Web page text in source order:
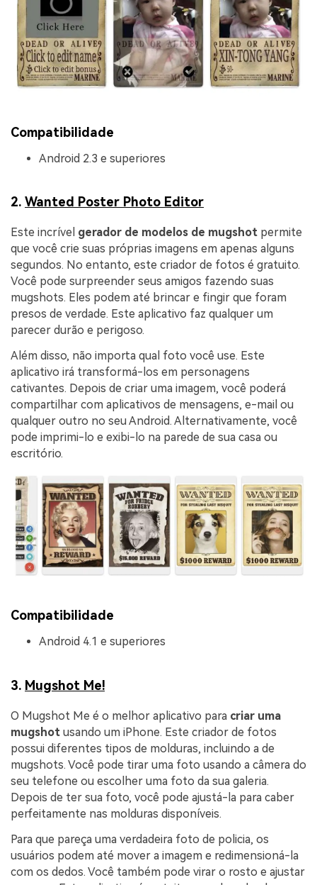
Compatibilidade
Android 2.3 e superiores
2. Wanted Poster Photo Editor
Este incrível gerador de modelos de mugshot permite
que você crie suas próprias imagens em apenas alguns
segundos. No entanto, este criador de fotos é gratuito.
Você pode surpreender seus amigos fazendo suas
mugshots. Eles podem até brincar e fingir que foram
presos de verdade. Este aplicativo faz qualquer um
parecer durão e perigoso.
Além disso, não importa qual foto você use. Este
aplicativo irá transformá-los em personagens
cativantes. Depois de criar uma imagem, você poderá
compartilhar com aplicativos de mensagens, e-mail ou
qualquer outro no seu Android. Alternativamente, você
pode imprimi-lo e exibi-lo na parede de sua casa ou
escritório.
Compatibilidade
Android 4.1 e superiores
3. Mugshot Me!
O Mugshot Me é o melhor aplicativo para criar uma
mugshot usando um iPhone. Este criador de fotos
possui diferentes tipos de molduras, incluindo a de
mugshots. Você pode tirar uma foto usando a câmera do
seu telefone ou escolher uma foto da sua galeria.
Depois de ter sua foto, você pode ajustá-la para caber
perfeitamente nas molduras disponíveis.
Para que pareça uma verdadeira foto de policia, os
usuários podem até mover a imagem e redimensioná-la
com os dedos. Você também pode virar o rosto e ajustar